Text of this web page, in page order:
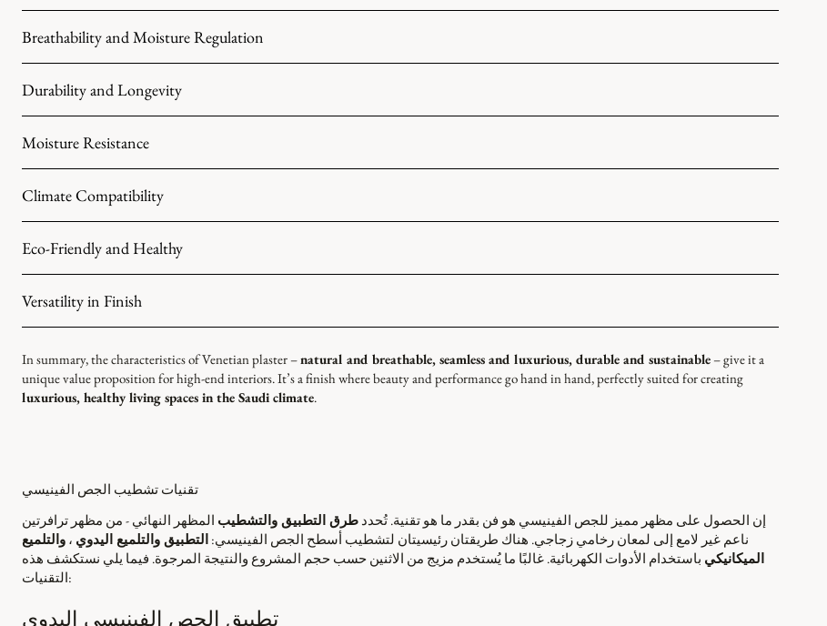
Breathability and Moisture Regulation
Durability and Longevity
Moisture Resistance
Climate Compatibility
Eco-Friendly and Healthy
Versatility in Finish
In summary, the characteristics of Venetian plaster –natural and breathable, seamless and luxurious, durable and sustainable – give it a
unique value proposition for high-end interiors. It’s a finish where beauty and performance go hand in hand, perfectly suited for creating
luxurious, healthy living spaces in the Saudi climate.
تقنيات تشطيب الجص الفينيسي
إن الحصول على مظهر مميز للجص الفينيسي هو فن بقدر ما هو تقنية. تُحدد طرق التطبيق والتشطيب المظهر النهائي - من مظهر ترافرتين
ناعم غير لامع إلى لمعان رخامي زجاجي. هناك طريقتان رئيسيتان لتشطيب أسطح الجص الفينيسي: التطبيق والتلميع اليدوي ، والتلميع
الميكانيكي باستخدام الأدوات الكهربائية. غالبًا ما يُستخدم مزيج من الاثنين حسب حجم المشروع والنتيجة المرجوة. فيما يلي نستكشف هذه
التقنيات:
تطبيق الجص الفينيسي اليدوي